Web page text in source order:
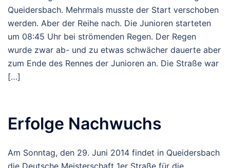
Queidersbach. Mehrmals musste der Start verschoben
werden. Aber der Reihe nach. Die Junioren starteten
um 08:45 Uhr bei strömenden Regen. Der Regen
wurde zwar ab- und zu etwas schwächer dauerte aber
zum Ende des Rennes der Junioren an. Die Straße war
[…]
Erfolge Nachwuchs
Am Sonntag, den 29. Juni 2014 findet in Queidersbach
die Deutsche Meisterschaft 1er Straße für die